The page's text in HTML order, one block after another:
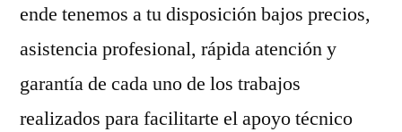
ende tenemos a tu disposición bajos precios,
asistencia profesional, rápida atención y
garantía de cada uno de los trabajos
realizados para facilitarte el apoyo técnico